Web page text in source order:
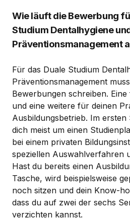
Wie läuft die Bewerbung
Studium Dentalhygiene
Präventionsmanagement
Für das Duale Studium
Präventionsmanagement
Bewerbungen schreiben.
und eine weitere für deinen
Ausbildungsbetrieb. Im
dich meist um einen
bei einem privaten
speziellen Auswahlverfahren
Hast du bereits einen
Tasche, wird beispielsweise
noch sitzen und dein Know-
dass du auf zwei der sechs
verzichten kannst.